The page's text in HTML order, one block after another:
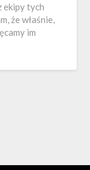
ekipy tych
że właśnie,
im